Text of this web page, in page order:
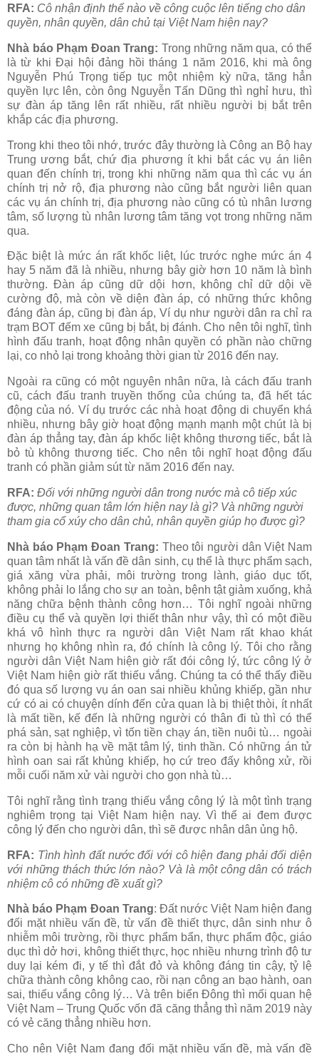
RFA: Cô nhận định thế nào về công cuộc lên tiếng cho dân
quyền, nhân quyền, dân chủ tại Việt Nam hiện nay?
Nhà báo Phạm Đoan Trang: Trong những năm qua, có thể
là từ khi Đại hội đảng hồi tháng 1 năm 2016, khi mà ông
Nguyễn Phú Trọng tiếp tục một nhiệm kỳ nữa, tăng hẳn
quyền lực lên, còn ông Nguyễn Tấn Dũng thì nghỉ hưu, thì
sự đàn áp tăng lên rất nhiều, rất nhiều người bị bắt trên
khắp các địa phương.
Trong khi theo tôi nhớ, trước đây thường là Công an Bộ hay
Trung ương bắt, chứ địa phương ít khi bắt các vụ án liên
quan đến chính trị, trong khi những năm qua thì các vụ án
chính trị nở rộ, địa phương nào cũng bắt người liên quan
các vụ án chính trị, địa phương nào cũng có tù nhân lương
tâm, số lượng tù nhân lương tâm tăng vọt trong những năm
qua.
Đặc biệt là mức án rất khốc liệt, lúc trước nghe mức án 4
hay 5 năm đã là nhiều, nhưng bây giờ hơn 10 năm là bình
thường. Đàn áp cũng dữ dội hơn, không chỉ dữ dội về
cường độ, mà còn về diện đàn áp, có những thức không
đáng đàn áp, cũng bị đàn áp, Ví dụ như người dân ra chỉ ra
trạm BOT đếm xe cũng bị bắt, bị đánh. Cho nên tôi nghĩ, tình
hình đấu tranh, hoạt động nhân quyền có phần nào chững
lại, co nhỏ lại trong khoảng thời gian từ 2016 đến nay.
Ngoài ra cũng có một nguyên nhân nữa, là cách đấu tranh
cũ, cách đấu tranh truyền thống của chúng ta, đã hết tác
động của nó. Ví dụ trước các nhà hoạt động di chuyển khá
nhiều, nhưng bây giờ hoạt động mạnh mạnh một chút là bị
đàn áp thẳng tay, đàn áp khốc liệt không thương tiếc, bắt là
bỏ tù không thương tiếc. Cho nên tôi nghĩ hoạt động đấu
tranh có phần giảm sút từ năm 2016 đến nay.
RFA: Đối với những người dân trong nước mà cô tiếp xúc
được, những quan tâm lớn hiện nay là gì? Và những người
tham gia cổ xúy cho dân chủ, nhân quyền giúp họ được gì?
Nhà báo Phạm Đoan Trang: Theo tôi người dân Việt Nam
quan tâm nhất là vấn đề dân sinh, cụ thể là thực phẩm sạch,
giá xăng vừa phải, môi trường trong lành, giáo dục tốt,
không phải lo lắng cho sự an toàn, bệnh tật giảm xuống, khả
năng chữa bệnh thành công hơn… Tôi nghĩ ngoài những
điều cụ thể và quyền lợi thiết thân như vậy, thì có một điều
khá vô hình thực ra người dân Việt Nam rất khao khát
nhưng họ không nhìn ra, đó chính là công lý. Tôi cho rằng
người dân Việt Nam hiện giờ rất đói công lý, tức công lý ở
Việt Nam hiện giờ rất thiếu vắng. Chúng ta có thể thấy điều
đó qua số lượng vụ án oan sai nhiều khủng khiếp, gần như
cứ có ai có chuyện dính đến cửa quan là bị thiệt thòi, ít nhất
là mất tiền, kế đến là những người có thân đi tù thì có thể
phá sản, sạt nghiệp, vì tốn tiền chạy án, tiền nuôi tù… ngoài
ra còn bị hành hạ về mặt tâm lý, tinh thần. Có những án tử
hình oan sai rất khủng khiếp, họ cứ treo đấy không xử, rồi
mỗi cuối năm xử vài người cho gọn nhà tù…
Tôi nghĩ rằng tình trạng thiếu vắng công lý là một tình trạng
nghiêm trọng tại Việt Nam hiện nay. Vì thế ai đem được
công lý đến cho người dân, thì sẽ được nhân dân ủng hộ.
RFA: Tình hình đất nước đối với cô hiện đang phải đối diện
với những thách thức lớn nào? Và là một công dân có trách
nhiệm cô có những đề xuất gì?
Nhà báo Phạm Đoan Trang: Đất nước Việt Nam hiện đang
đối mặt nhiều vấn đề, từ vấn đề thiết thực, dân sinh như ô
nhiễm môi trường, rồi thực phẩm bẩn, thực phẩm độc, giáo
dục thì dở hơi, không thiết thực, học nhiều nhưng trình độ tư
duy lại kém đi, y tế thì đắt đỏ và không đáng tin cậy, tỷ lệ
chữa thành công không cao, rồi nạn công an bạo hành, oan
sai, thiếu vắng công lý… Và trên biển Đông thì mối quan hệ
Việt Nam – Trung Quốc vốn đã căng thẳng thì năm 2019 này
có vẻ căng thẳng nhiều hơn.
Cho nên Việt Nam đang đối mặt nhiều vấn đề, mà vấn đề